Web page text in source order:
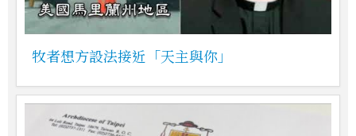
牧者想方設法接近「天主與你」